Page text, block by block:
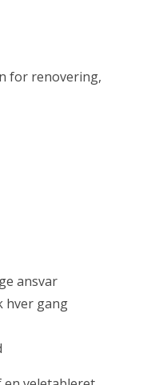
for renovering,
ansvar
hver gang